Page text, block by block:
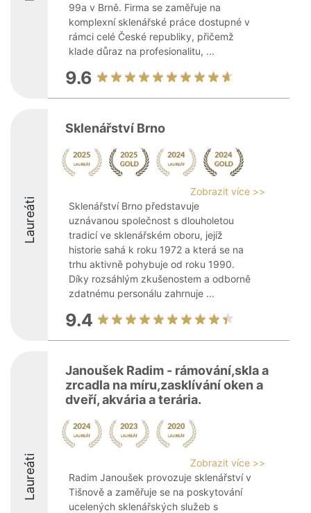
99a v Brně. Firma se zaměřuje na
komplexní sklenářské práce dostupné v
rámci celé České republiky, přičemž
klade důraz na profesionalitu, ...
9.6
Laureáti
Sklenářství Brno
Zobrazit více >>
Sklenářství Brno představuje
uznávanou společnost s dlouholetou
tradicí ve sklenářském oboru, jejíž
historie sahá k roku 1972 a která se na
trhu aktivně pohybuje od roku 1990.
Díky rozsáhlým zkušenostem a odborně
zdatnému personálu zahrnuje ...
9.4
Laureáti
Janoušek Radim - rámování,skla a
zrcadla na míru,zasklívání oken a
dveří, akvária a terária.
Zobrazit více >>
Radim Janoušek provozuje sklenářství v
Tišnově a zaměřuje se na poskytování
ucelených sklenářských služeb s